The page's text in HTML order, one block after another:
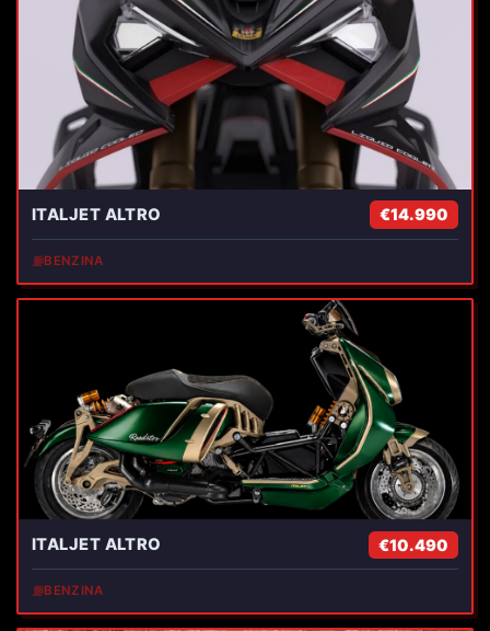
ITALJET ALTRO €14.990
⛽BENZINA
ITALJET ALTRO €10.490
⛽BENZINA